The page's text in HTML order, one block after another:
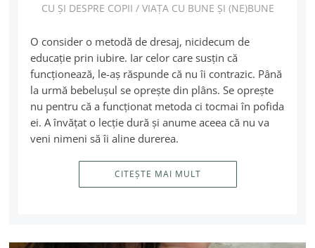
CU ȘI DESPRE COPII / VIAȚA CU BUNE ȘI (NE)BUNE
O consider o metodă de dresaj, nicidecum de
educație prin iubire. Iar celor care susțin că
funcționează, le-aș răspunde că nu îi contrazic. Până
la urmă bebelușul se oprește din plâns. Se oprește
nu pentru că a funcționat metoda ci tocmai în pofida
ei. A învățat o lecție dură și anume aceea că nu va
veni nimeni să îi aline durerea.
CITEȘTE MAI MULT